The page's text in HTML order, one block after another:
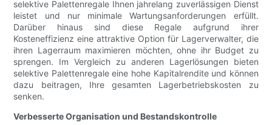
selektive Palettenregale Ihnen jahrelang zuverlässigen Dienst
leistet und nur minimale Wartungsanforderungen erfüllt.
Darüber hinaus sind diese Regale aufgrund ihrer
Kosteneffizienz eine attraktive Option für Lagerverwalter, die
ihren Lagerraum maximieren möchten, ohne ihr Budget zu
sprengen. Im Vergleich zu anderen Lagerlösungen bieten
selektive Palettenregale eine hohe Kapitalrendite und können
dazu beitragen, Ihre gesamten Lagerbetriebskosten zu
senken.
Verbesserte Organisation und Bestandskontrolle